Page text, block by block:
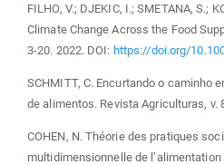
FILHO, V.; DJEKIC, I.; SMETANA, S.;
Climate Change Across the Food
3-20. 2022. DOI: https://doi.org/
SCHMITT, C. Encurtando o caminho
de alimentos. Revista Agriculturas, v.
COHEN, N. Théorie des pratiques
multidimensionnelle de